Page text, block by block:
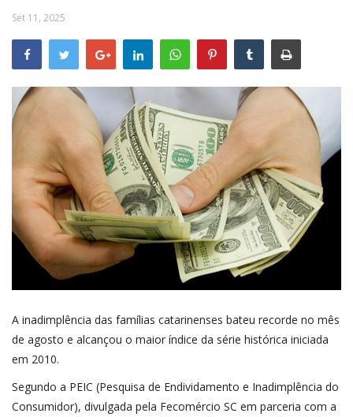
BRASIL
ECONOMIA
SAÚDE
ESPORTE
Set 11, 2025
A inadimplência das famílias catarinenses bateu recorde no mês
de agosto e alcançou o maior índice da série histórica iniciada
em 2010.
Segundo a PEIC (Pesquisa de Endividamento e Inadimplência do
Consumidor), divulgada pela Fecomércio SC em parceria com a